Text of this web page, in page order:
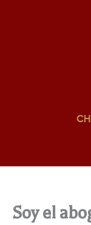
Soy el